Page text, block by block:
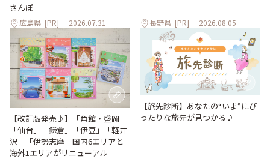
さんぽ
広島県 [PR] 2026.07.31 長野県 [PR] 2026.08.05
【改訂版発売♪】「角館・盛岡」
「仙台」「鎌倉」「伊豆」「軽井
沢」「伊勢志摩」国内6エリアと
海外1エリアがリニューアル
【旅先診断】あなたの“いま”にぴ
ったりな旅先が見つかる♪